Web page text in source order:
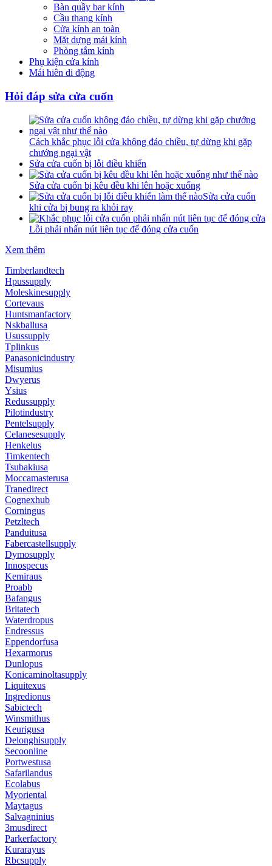
Bàn quầy bar kính
Cầu thang kính
Cửa kính an toàn
Mặt dựng mái kính
Phòng tắm kính
Phụ kiện cửa kính
Mái hiên di động
Hỏi đáp sửa cửa cuốn
Cách khắc phục lỗi cửa không đảo chiều, tự dừng khi gặp
chướng ngại vật
Sửa cửa cuốn bị lỗi điều khiển
Sửa cửa cuốn bị kêu đều khi lên hoặc xuống
Sửa cửa cuốn
khi cửa bị bung ra khỏi ray
Lỗi phải nhấn nút liên tục để đóng cửa cuốn
Xem thêm
Timberlandtech
Hpussupply
Moleskinesupply
Cortevaus
Huntsmanfactory
Nskballusa
Usussupply
Tplinkus
Panasonicindustry
Misumius
Dwyerus
Ysius
Redussupply
Pilotindustry
Pentelsupply
Celanesesupply
Henkelus
Timkentech
Tsubakiusa
Moccamasterusa
Tranedirect
Cognexhub
Corningus
Petzltech
Panduitusa
Fabercastellsupply
Dymosupply
Innospecus
Kemiraus
Proabb
Bafangus
Britatech
Waterdropus
Endressus
Eppendorfusa
Hexarmorus
Dunlopus
Konicaminoltasupply
Liquitexus
Ingredionus
Sabictech
Winsmithus
Keurigusa
Delonghisupply
Secoonline
Portwestusa
Safarilandus
Ecolabus
Myoriental
Maytagus
Salvagninius
3musdirect
Parkerfactory
Kurarayus
Rbcsupply